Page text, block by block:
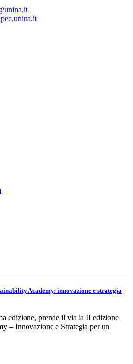
Academy: innovazione e strategia
edizione, prende il via la II edizione
– Innovazione e Strategia per un